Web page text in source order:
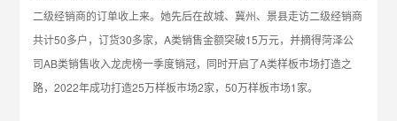
二级经销商的订单收上来。她先后在故城、冀州、景县走访二级经销商
共计50多户，订货30多家，A类销售金额突破15万元，并摘得菏泽公
司AB类销售收入龙虎榜一季度销冠，同时开启了A类样板市场打造之
路，2022年成功打造25万样板市场2家，50万样板市场1家。